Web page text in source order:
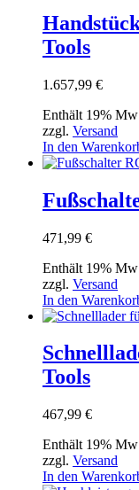
Tools
1.657,99 €
Enthält 19%
zzgl. Versand
In den
471,99 €
Enthält 19%
zzgl. Versand
In den
Tools
467,99 €
Enthält 19%
zzgl. Versand
In den